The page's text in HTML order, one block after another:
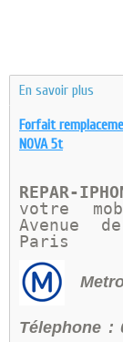
En savoir plus
Forfait
NOVA 5t
REPAR-
votre
Avenue
Paris
Télephone :